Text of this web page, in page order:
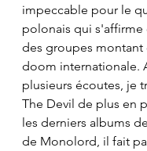
impeccable pour le
polonais qui s'affirme
des groupes montant
doom internationale.
plusieurs écoutes, je
The Devil de plus en
les derniers albums
de Monolord, il fait